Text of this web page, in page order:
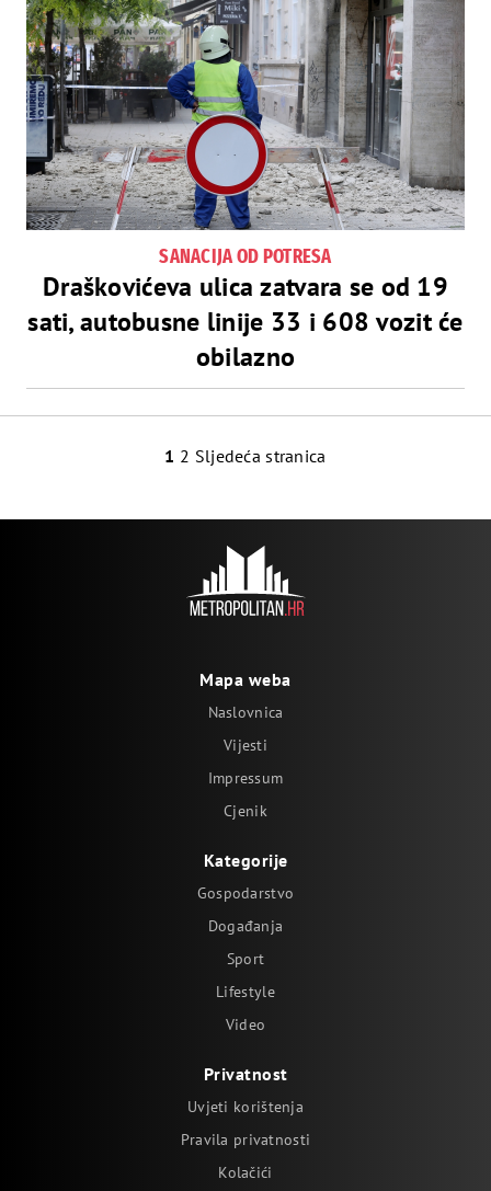
SANACIJA OD POTRESA
Draškovićeva ulica zatvara se od 19
sati, autobusne linije 33 i 608 vozit će
obilazno
1 2 Sljedeća stranica
Mapa weba
Naslovnica
Vijesti
Impressum
Cjenik
Kategorije
Gospodarstvo
Događanja
Sport
Lifestyle
Video
Privatnost
Uvjeti korištenja
Pravila privatnosti
Kolačići